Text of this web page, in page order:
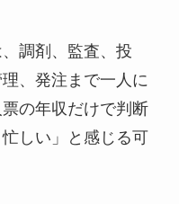
調剤、監査、投
、発注まで一人に
の年収だけで判断
しい」と感じる可